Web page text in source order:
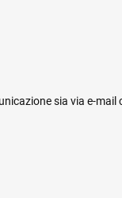
sia via e-